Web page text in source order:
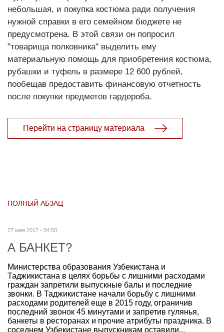
небольшая, и покупка костюма ради получения
нужной справки в его семейном бюджете не
предусмотрена. В этой связи он попросил
"товарища полковника" выделить ему
материальную помощь для приобретения костюма,
рубашки и туфель в размере 12 600 рублей,
пообещав предоставить финансовую отчетность
после покупки предметов гардероба.
Перейти на страницу материала
ПОЛНЫЙ АБЗАЦ
27 мая 2017 - 04:50
А БАНКЕТ?
Министерства образования Узбекистана и
Таджикистана в целях борьбы с лишними расходами
граждан запретили выпускные балы и последние
звонки. В Таджикистане начали борьбу с лишними
расходами родителей еще в 2015 году, ограничив
последний звонок 45 минутами и запретив гулянья,
банкеты в ресторанах и прочие атрибуты праздника. В
соседнем Узбекистане выпускникам оставили...